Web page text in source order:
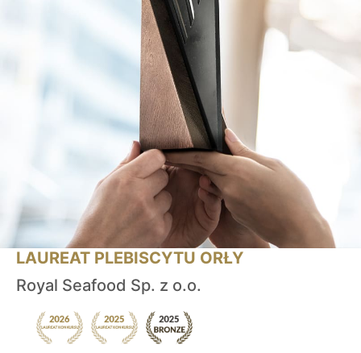
LAUREAT PLEBISCYTU ORŁY
Royal Seafood Sp. z o.o.